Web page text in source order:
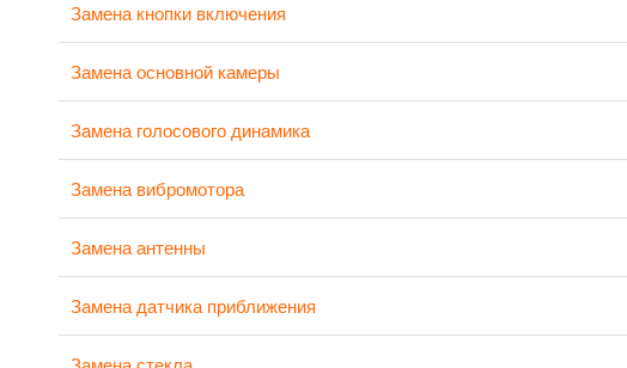
Замена кнопки включения
Замена основной камеры
Замена голосового динамика
Замена вибромотора
Замена антенны
Замена датчика приближения